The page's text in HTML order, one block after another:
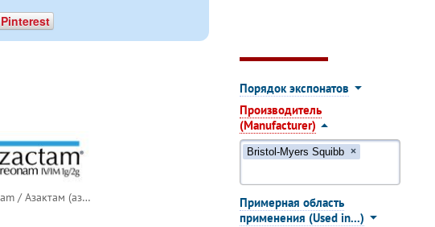
Pinterest
Azactam / Азактам (азтреонам)
Порядок экспонатов
Производитель
(Manufacturer)
Bristol-Myers Squibb ×
Примерная область
применения (Used in...)